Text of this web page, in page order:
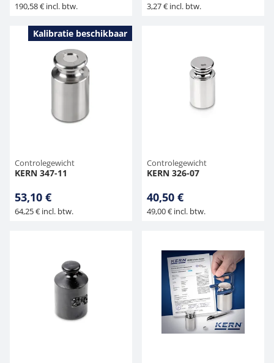
190,58 € incl. btw. 3,27 € incl. btw.
Kalibratie beschikbaar
Controlegewicht
KERN 347-11
53,10 €
64,25 € incl. btw.
Controlegewicht
KERN 326-07
40,50 €
49,00 € incl. btw.